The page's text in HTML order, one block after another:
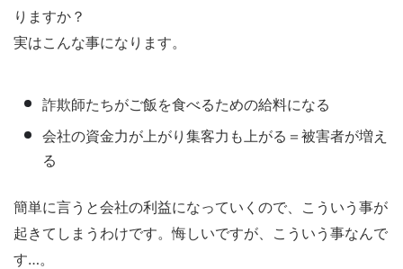
りますか？
実はこんな事になります。
詐欺師たちがご飯を食べるための給料になる
会社の資金力が上がり集客力も上がる＝被害者が増え
る
簡単に言うと会社の利益になっていくので、こういう事が
起きてしまうわけです。悔しいですが、こういう事なんで
す…。